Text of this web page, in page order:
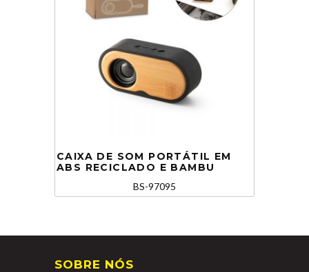
CAIXA DE SOM PORTÁTIL EM
ABS RECICLADO E BAMBU
BS-97095
SOBRE NÓS